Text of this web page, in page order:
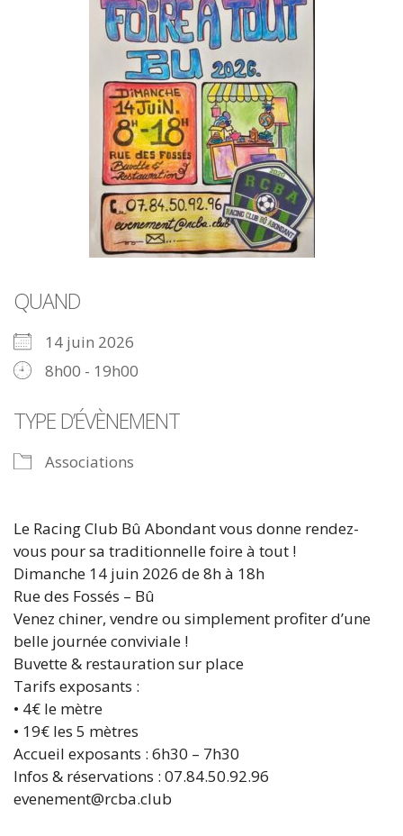
QUAND
14 juin 2026
8h00 - 19h00
TYPE D’ÉVÈNEMENT
Associations
Le Racing Club Bû Abondant vous donne rendez-
vous pour sa traditionnelle foire à tout !
Dimanche 14 juin 2026 de 8h à 18h
Rue des Fossés – Bû
Venez chiner, vendre ou simplement profiter d’une
belle journée conviviale !
Buvette & restauration sur place
Tarifs exposants :
• 4€ le mètre
• 19€ les 5 mètres
Accueil exposants : 6h30 – 7h30
Infos & réservations : 07.84.50.92.96
evenement@rcba.club